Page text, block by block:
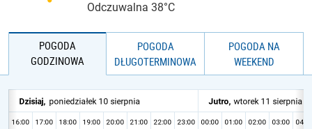
Odczuwalna 38°C
POGODA
GODZINOWA
POGODA
DŁUGOTERMINOWA
POGODA NA
WEEKEND